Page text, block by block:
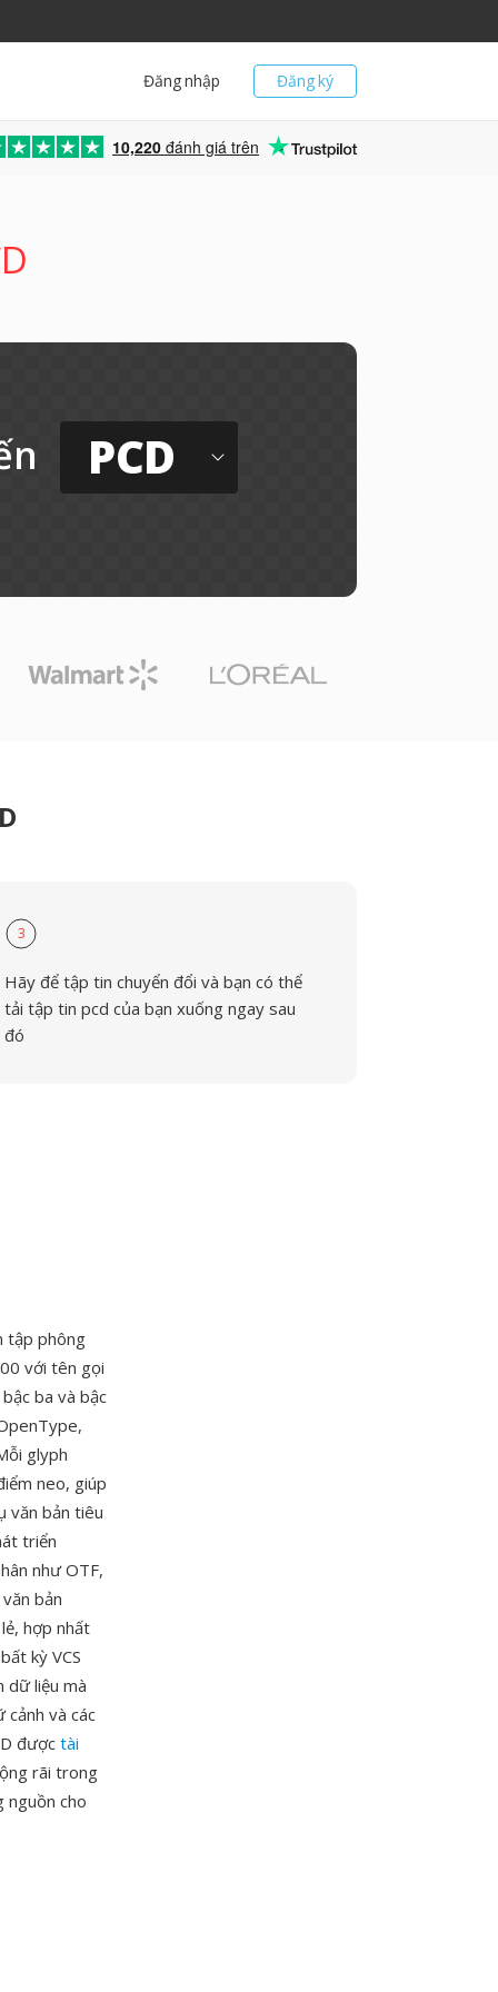
Đăng ký
Đăng nhập
10,220 đánh giá trên
PCD
3
Hãy để tập tin chuyển đổi và bạn có thể
tải tập tin pcd của bạn xuống ngay sau
đó
tập phông
với tên gọi
ba và bậc
glyph
neo, giúp
văn bản tiêu
triển
như OTF,
bản
hợp nhất
kỳ VCS
dữ liệu mà
và các
được tài
rãi trong
nguồn cho